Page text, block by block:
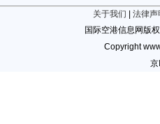
关于我们
法律声
国际空港信息网版
Copyright